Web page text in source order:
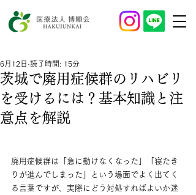
茨城で廃用症候群のリハビリ
を受けるには？基本知識と注
意点を解説
6月12日 読了時間: 15分
廃用症候群は「急に動けなくなった」「寝たき
りが進んでしまった」という場面でよく出てく
る言葉ですが、実際にどう対処すればよいか迷